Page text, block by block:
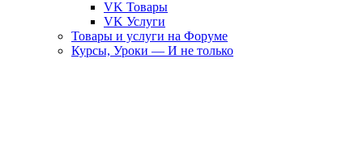
VK Товары
VK Услуги
Товары и услуги на Форуме
Курсы, Уроки — И не только